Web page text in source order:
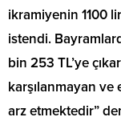
ikramiyenin 1100
istendi.
bin 253 TL’ye
karşılanmayan
arz etmektedir”